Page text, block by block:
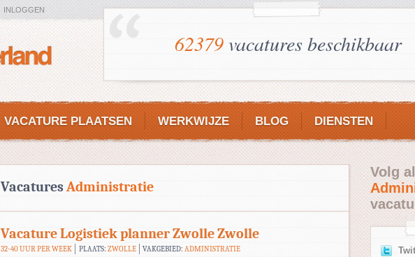
INLOGGEN
62379vacatures beschikbaar
VACATURE PLAATSEN WERKWIJZE BLOG DIENSTEN
VacaturesAdministratie
Vacature Logistiek planner Zwolle Zwolle
32-40 UUR PER WEEK PLAATS: ZWOLLE VAKGEBIED:ADMINISTRATIE
Volg